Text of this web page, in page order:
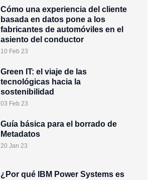
Cómo una experiencia del cliente
basada en datos pone a los
fabricantes de automóviles en el
asiento del conductor
10 Feb 23
Green IT: el viaje de las
tecnológicas hacia la
sostenibilidad
03 Feb 23
Guía básica para el borrado de
Metadatos
20 Jan 23
¿Por qué IBM Power Systems es